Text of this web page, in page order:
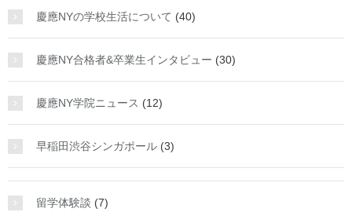
慶應NYの学校生活について (40)
慶應NY合格者&卒業生インタビュー (30)
慶應NY学院ニュース (12)
早稲田渋谷シンガポール (3)
留学体験談 (7)